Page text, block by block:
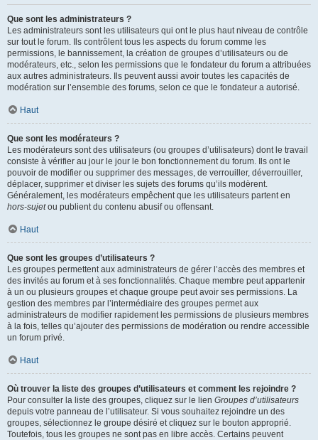
Que sont les administrateurs ?
Les administrateurs sont les utilisateurs qui ont le plus haut niveau de contrôle
sur tout le forum. Ils contrôlent tous les aspects du forum comme les
permissions, le bannissement, la création de groupes d’utilisateurs ou de
modérateurs, etc., selon les permissions que le fondateur du forum a attribuées
aux autres administrateurs. Ils peuvent aussi avoir toutes les capacités de
modération sur l’ensemble des forums, selon ce que le fondateur a autorisé.
Haut
Que sont les modérateurs ?
Les modérateurs sont des utilisateurs (ou groupes d’utilisateurs) dont le travail
consiste à vérifier au jour le jour le bon fonctionnement du forum. Ils ont le
pouvoir de modifier ou supprimer des messages, de verrouiller, déverrouiller,
déplacer, supprimer et diviser les sujets des forums qu’ils modèrent.
Généralement, les modérateurs empêchent que les utilisateurs partent en
hors-sujetou publient du contenu abusif ou offensant.
Haut
Que sont les groupes d’utilisateurs ?
Les groupes permettent aux administrateurs de gérer l’accès des membres et
des invités au forum et à ses fonctionnalités. Chaque membre peut appartenir
à un ou plusieurs groupes et chaque groupe peut avoir ses permissions. La
gestion des membres par l’intermédiaire des groupes permet aux
administrateurs de modifier rapidement les permissions de plusieurs membres
à la fois, telles qu’ajouter des permissions de modération ou rendre accessible
un forum privé.
Haut
Où trouver la liste des groupes d’utilisateurs et comment les rejoindre ?
Pour consulter la liste des groupes, cliquez sur le lien Groupes d’utilisateurs
depuis votre panneau de l’utilisateur. Si vous souhaitez rejoindre un des
groupes, sélectionnez le groupe désiré et cliquez sur le bouton approprié.
Toutefois, tous les groupes ne sont pas en libre accès. Certains peuvent